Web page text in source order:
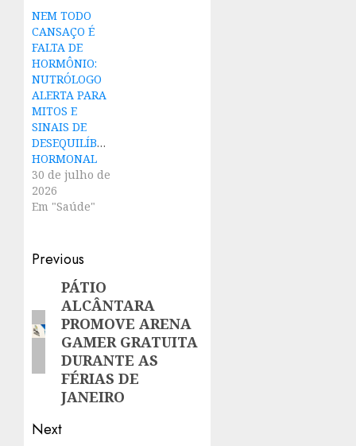
NEM TODO
CANSAÇO É
FALTA DE
HORMÔNIO:
NUTRÓLOGO
ALERTA PARA
MITOS E
SINAIS DE
DESEQUILÍBRIO
HORMONAL
30 de julho de
2026
Em "Saúde"
Post
navigation
Previous
Previous
post:
PÁTIO
ALCÂNTARA
PROMOVE ARENA
GAMER GRATUITA
DURANTE AS
FÉRIAS DE
JANEIRO
Next